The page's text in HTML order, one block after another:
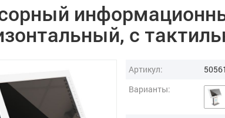
с
Артикул:
Варианты: